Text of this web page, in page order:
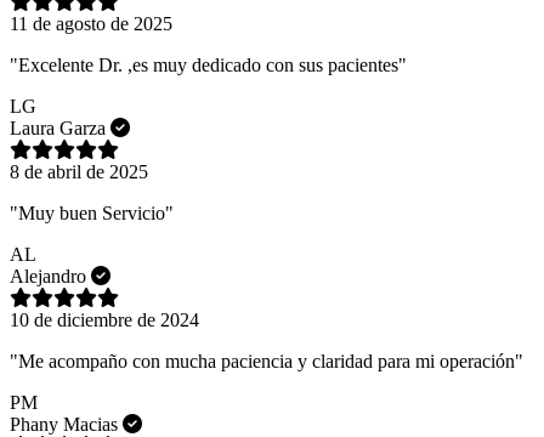
11 de agosto de 2025
"Excelente Dr. ,es muy dedicado con sus pacientes"
LG
Laura Garza
8 de abril de 2025
"Muy buen Servicio"
AL
Alejandro
10 de diciembre de 2024
"Me acompaño con mucha paciencia y claridad para mi operación"
PM
Phany Macias